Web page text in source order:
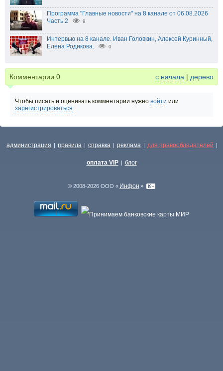
Программа "Главные новости" на 8 канале от 06.08.2026
Часть 2
9
Интервью на 8 канале. Иван Головкин, Алексей Куринный,
Елена Родикова.
0
Комментарии 0 с начала | дерево
Чтобы писать и оценивать комментарии нужно войти или
зарегистрироваться
администрация | правила | справка | реклама | для правообладателей |
оплата VIP | блог
© 2008-2026 ООО « Инфон »